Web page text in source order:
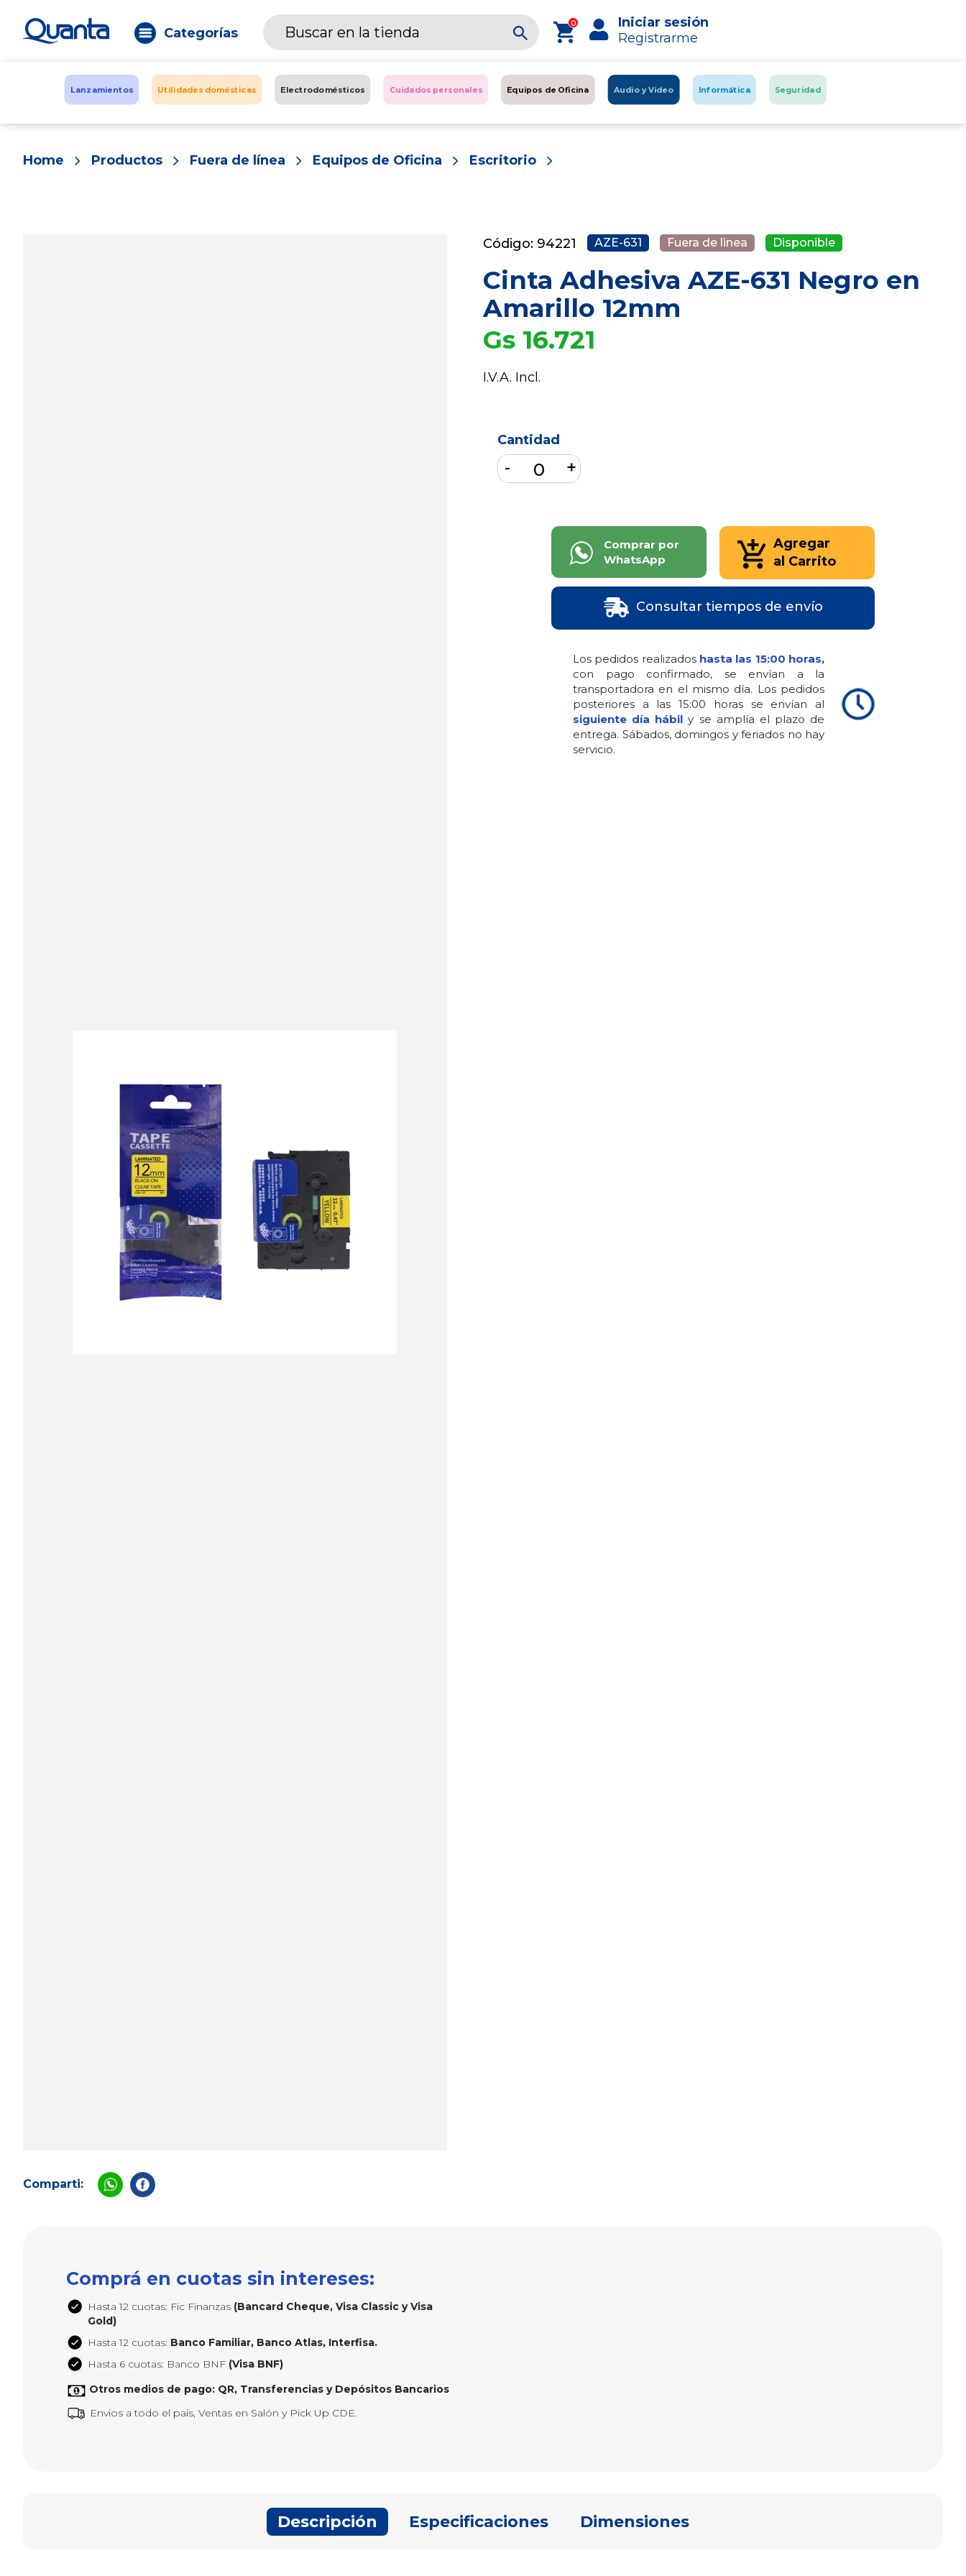
Categorías
0
Iniciar sesión
Registrarme
Lanzamientos Utilidades domésticas Electrodomésticos Cuidados personales Equipos de Oficina Audio y Video Informática Seguridad
Home Productos Fuera de línea Equipos de Oficina Escritorio
Comparti:
Código: 94221 AZE-631 Fuera de linea Disponible
Cinta Adhesiva AZE-631 Negro en
Amarillo 12mm
Gs 16.721
I.V.A. Incl.
Cantidad
Comprar por
WhatsApp
Agregar
al Carrito
Consultar tiempos de envío
Los pedidos realizados hasta las 15:00 horas,
con pago confirmado, se envían a la
transportadora en el mismo día. Los pedidos
posteriores a las 15:00 horas se envían al
siguiente día hábil y se amplía el plazo de
entrega. Sábados, domingos y feriados no hay
servicio.
Comprá en cuotas sin intereses:
Hasta 12 cuotas: Fic Finanzas (Bancard Cheque, Visa Classic y Visa
Gold)
Hasta 12 cuotas: Banco Familiar, Banco Atlas, Interfisa.
Hasta 6 cuotas: Banco BNF (Visa BNF)
Otros medios de pago: QR, Transferencias y Depósitos Bancarios
Envios a todo el país, Ventas en Salón y Pick Up CDE.
Descripción Especificaciones Dimensiones